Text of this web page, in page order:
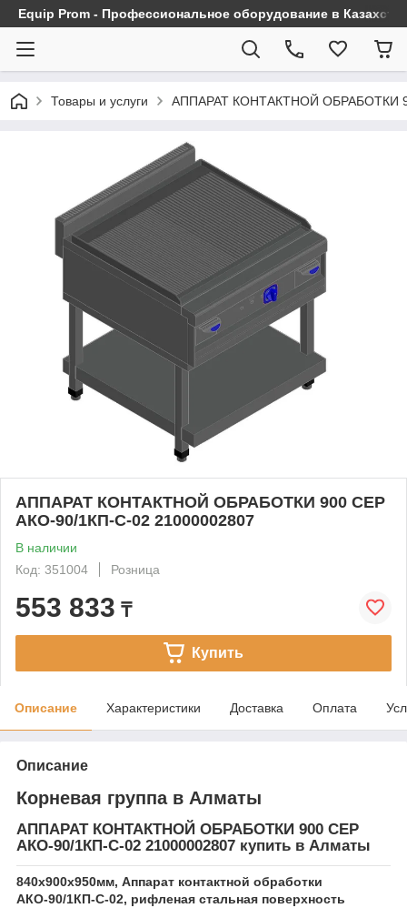
Equip Prom - Профессиональное оборудование в
Товары и услуги АППАРАТ КОНТАКТНОЙ ОБРАБОТКИ
АППАРАТ КОНТАКТНОЙ ОБРАБОТКИ 900 СЕР
АКО-90/1КП-С-02 21000002807
В наличии
Код: 351004
Розница
553 833 ₸
Купить
Описание Характеристики Доставка Оплата
Описание
Корневая группа в Алматы
АППАРАТ КОНТАКТНОЙ ОБРАБОТКИ 900 СЕР
АКО-90/1КП-С-02 21000002807 купить в Алматы
840x900х950мм, Аппарат контактной обработки
АКО-90/1КП-С-02, рифленая стальная поверхность